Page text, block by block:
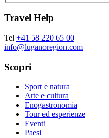
Travel Help
Tel +41 58 220 65 00
info@luganoregion.com
Scopri
Sport e natura
Arte e cultura
Enogastronomia
Tour ed esperienze
Eventi
Paesi